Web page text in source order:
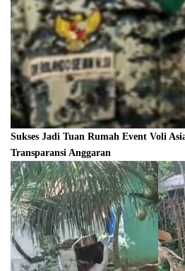
Sukses Jadi Tuan Rumah Event Voli
Transparansi Anggaran